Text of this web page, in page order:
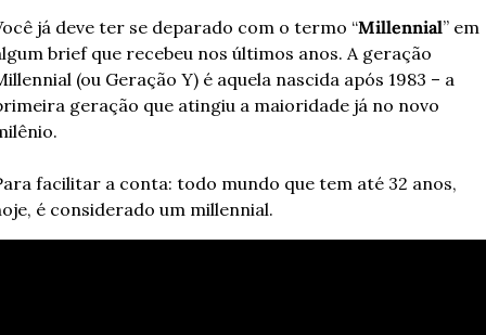
já deve ter se deparado com o termo “Millennial” em
brief que recebeu nos últimos anos. A geração
(ou Geração Y) é aquela nascida após 1983 – a
geração que atingiu a maioridade já no novo
facilitar a conta: todo mundo que tem até 32 anos,
é considerado um millennial.